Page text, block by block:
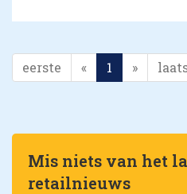
eerste « 1 »
Mis niets van het
retailnieuws